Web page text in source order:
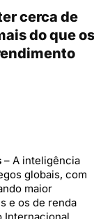
cerca de
do que os
– A inteligência
globais, com
maior
e os de renda